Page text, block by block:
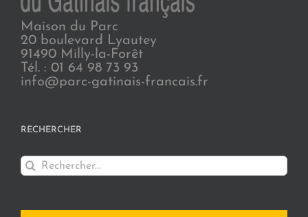
Maison du Parc
20 boulevard Lyautey
91490 Milly-la-Forêt
Tél. : 01 64 98 73 93
info@parc-gatinais-francais.fr
RECHERCHER
Rechercher: